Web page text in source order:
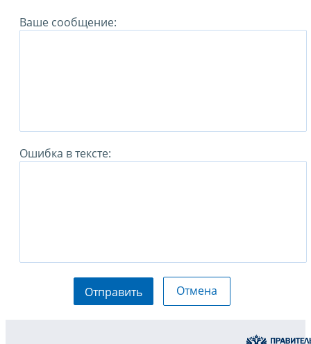
Ваше сообщение:
Ошибка в тексте:
Отправить Отмена